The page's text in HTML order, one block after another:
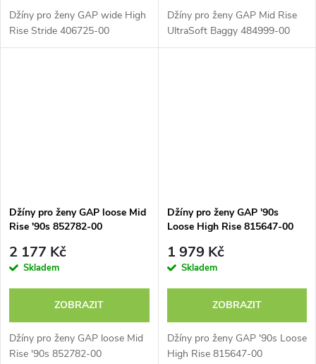
Džíny pro ženy GAP wide High
Rise Stride 406725-00
Džíny pro ženy GAP Mid Rise
UltraSoft Baggy 484999-00
Džíny pro ženy GAP loose Mid
Rise '90s 852782-00
2 177 Kč
Skladem
ZOBRAZIT
Džíny pro ženy GAP loose Mid
Rise '90s 852782-00
Džíny pro ženy GAP '90s
Loose High Rise 815647-00
1 979 Kč
Skladem
ZOBRAZIT
Džíny pro ženy GAP '90s Loose
High Rise 815647-00